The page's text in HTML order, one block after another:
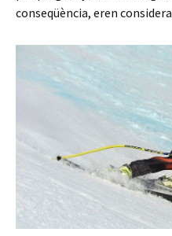
conseqüència, eren